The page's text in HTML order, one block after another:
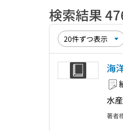
検索結果
海
水
著者